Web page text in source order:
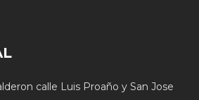
calle Luis Proaño y San Jose